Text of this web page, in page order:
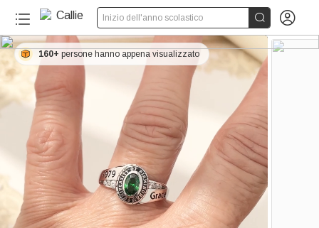
Inizio dell'anno scolastico  
160+ persone hanno appena visualizzato